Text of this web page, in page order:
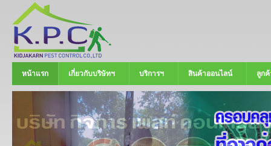
หน้าแรก เกี่ยวกับบริษัทฯ บริการฯ สินค้าออนไลน์ ลูกค้